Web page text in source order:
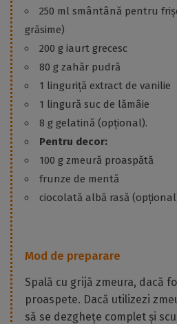
250 ml smântână pentru
grăsime)
200 g iaurt grecesc
80 g zahăr pudră
1 linguriță extract de vanilie
1 lingură suc de lămâie
8 g gelatină (opțional).
Pentru decor:
100 g zmeură proaspătă
frunze de mentă
ciocolată albă rasă
Mod de preparare
Spală cu grijă zmeura, dacă
proaspete. Dacă utilizezi
să se dezghețe complet și